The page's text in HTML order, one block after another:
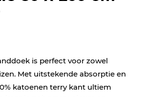
is perfect voor zowel
Met uitstekende absorptie en
katoenen terry kant ultiem